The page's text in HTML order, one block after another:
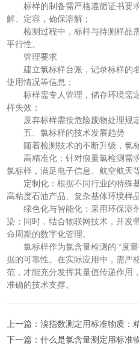
标样的制备需严格遵循证书要
解、定容，确保溶解；
检测过程中，标样与待测样品
平行性。
管理要求
建立氯标样台账，记录标样的名
使用情况等信息；
标样需专人管理，储存环境需
样失效；
废弃标样需按危险废物处理规定
五、氯标样的技术发展趋势
随着检测技术的不断升级，氯标
高精准化：针对痕量氯检测需
氯标样，满足电子信息、航空航天
定制化：根据不同行业的特殊
高粘度石油产品、复杂基体环境样
绿色化与智能化：采用环保溶
染；同时，结合物联网技术，开发
命周期的数字化管理。
氯标样作为氯含量检测的 “度量
据的可靠性。在实际应用中，需严
范，才能充分发挥其量值传递作用
准确的技术支撑。
上一篇：溴指数测定用标准物质：
下一篇：什么是氯含量测定用标准